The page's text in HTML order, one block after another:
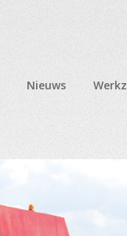
Nieuws